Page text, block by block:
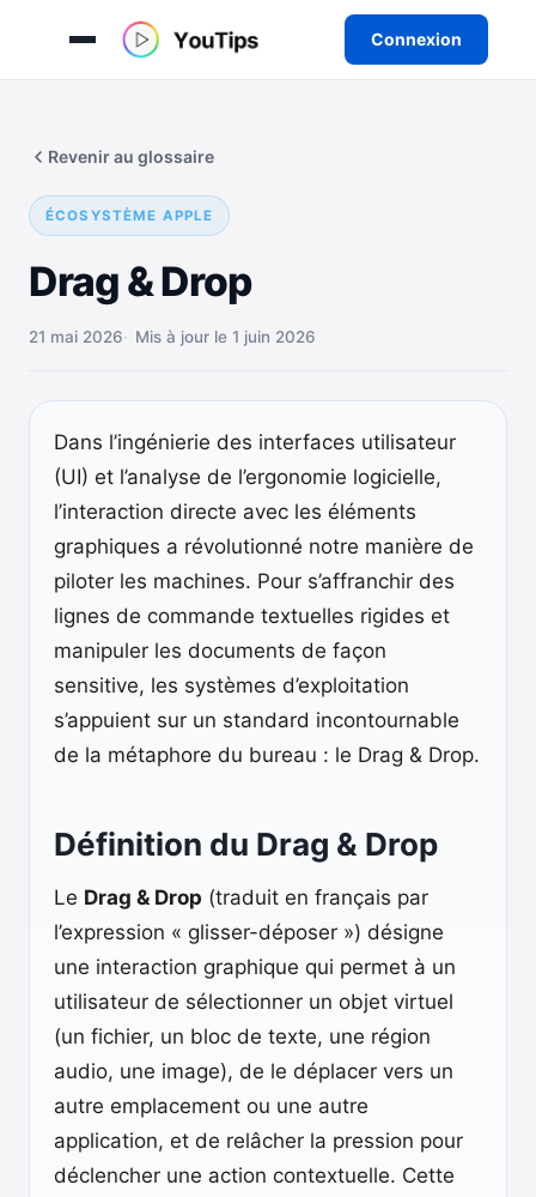
Connexion
contenu
ÉCOSYSTÈME APPLE
Drag & Drop
Revenir au glossaire
21 mai 2026 Mis à jour le 1 juin 2026
Dans l’ingénierie des interfaces utilisateur
(UI) et l’analyse de l’ergonomie logicielle,
l’interaction directe avec les éléments
graphiques a révolutionné notre manière de
piloter les machines. Pour s’affranchir des
lignes de commande textuelles rigides et
manipuler les documents de façon
sensitive, les systèmes d’exploitation
s’appuient sur un standard incontournable
de la métaphore du bureau : le Drag & Drop.
Définition du Drag & Drop
Le Drag & Drop (traduit en français par
l’expression « glisser-déposer ») désigne
une interaction graphique qui permet à un
utilisateur de sélectionner un objet virtuel
(un fichier, un bloc de texte, une région
audio, une image), de le déplacer vers un
autre emplacement ou une autre
application, et de relâcher la pression pour
déclencher une action contextuelle. Cette